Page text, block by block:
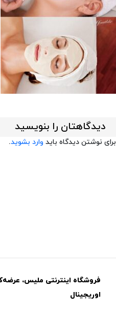
دیدگاهتان را بنویسید
برای نوشتن دیدگاه باید وارد بشوید.
فروشگاه اینترنتی ملیس،
اوریجینال